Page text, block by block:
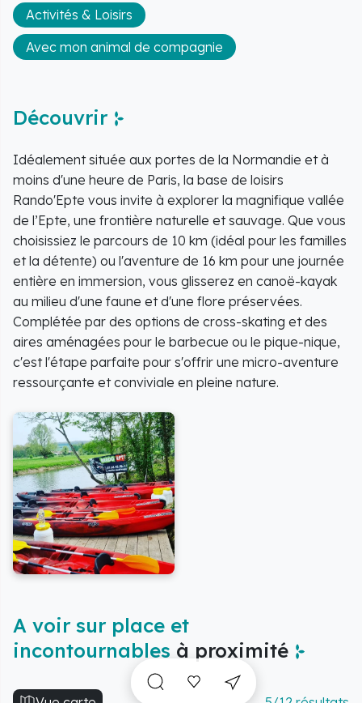
Activités & Loisirs
Avec mon animal de compagnie
Découvrir
Idéalement située aux portes de la Normandie et à
moins d'une heure de Paris, la base de loisirs
Rando'Epte vous invite à explorer la magnifique vallée
de l’Epte, une frontière naturelle et sauvage. Que vous
choisissiez le parcours de 10 km (idéal pour les familles
et la détente) ou l'aventure de 16 km pour une journée
entière en immersion, vous glisserez en canoë-kayak
au milieu d'une faune et d'une flore préservées.
Complétée par des options de cross-skating et des
aires aménagées pour le barbecue ou le pique-nique,
c'est l'étape parfaite pour s'offrir une micro-aventure
ressourçante et conviviale en pleine nature.
A voir sur place et
incontournables à proximité